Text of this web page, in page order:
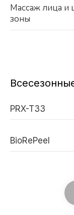
Массаж лица и
зоны
PRX-T33
BioRePeel